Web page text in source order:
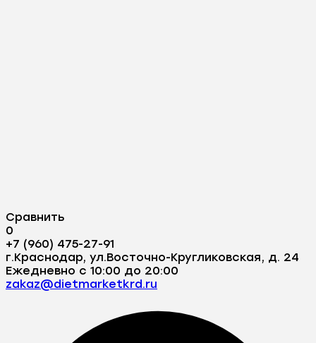
Сравнить
0
+7 (960) 475-27-91
г.Краснодар, ул.Восточно-Кругликовская, д. 24
Ежедневно с 10:00 до 20:00
zakaz@dietmarketkrd.ru